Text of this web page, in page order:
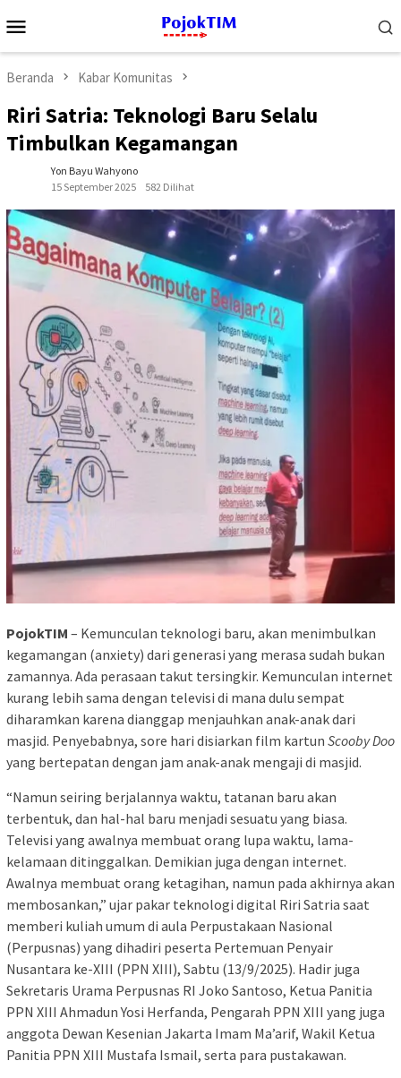
ke
Mobile
Beranda Kabar Komunitas
Riri Satria: Teknologi Baru Selalu
Timbulkan Kegamangan
Yon Bayu Wahyono
15 September 2025
582 Dilihat
PojokTIM – Kemunculan teknologi baru, akan menimbulkan
kegamangan (anxiety) dari generasi yang merasa sudah bukan
zamannya. Ada perasaan takut tersingkir. Kemunculan internet
kurang lebih sama dengan televisi di mana dulu sempat
diharamkan karena dianggap menjauhkan anak-anak dari
masjid. Penyebabnya, sore hari disiarkan film kartun Scooby Doo
yang bertepatan dengan jam anak-anak mengaji di masjid.
“Namun seiring berjalannya waktu, tatanan baru akan
terbentuk, dan hal-hal baru menjadi sesuatu yang biasa.
Televisi yang awalnya membuat orang lupa waktu, lama-
kelamaan ditinggalkan. Demikian juga dengan internet.
Awalnya membuat orang ketagihan, namun pada akhirnya akan
membosankan,” ujar pakar teknologi digital Riri Satria saat
memberi kuliah umum di aula Perpustakaan Nasional
(Perpusnas) yang dihadiri peserta Pertemuan Penyair
Nusantara ke-XIII (PPN XIII), Sabtu (13/9/2025). Hadir juga
Sekretaris Urama Perpusnas RI Joko Santoso, Ketua Panitia
PPN XIII Ahmadun Yosi Herfanda, Pengarah PPN XIII yang juga
anggota Dewan Kesenian Jakarta Imam Ma’arif, Wakil Ketua
Panitia PPN XIII Mustafa Ismail, serta para pustakawan.